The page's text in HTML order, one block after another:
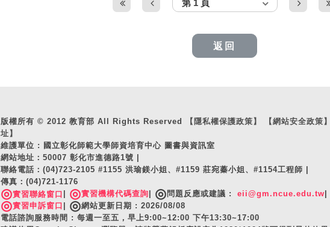
返回
版權所有 © 2012 教育部 All Rights Reserved 【隱私權保護政策】 【網站安全政策】
址】
維護單位 : 國立彰化師範大學師資培育中心 圖書與資訊室
網站地址：50007 彰化市進德路1號 |
聯絡電話：(04)723-2105 #1155 洪瑜鎂小姐、#1159 莊宛蓁小姐、#1154工程師 |
傳真：(04)721-1176
◎實習聯絡窗口 ◎實習機構代碼查詢 ◎問題反應或建議 : eii@gm.ncue.edu.tw
◎實習申訴窗口 ◎網站更新日期 : 2026/08/08
電話諮詢服務時間 : 每週一至五，早上9:00~12:00 下午13:30~17:00